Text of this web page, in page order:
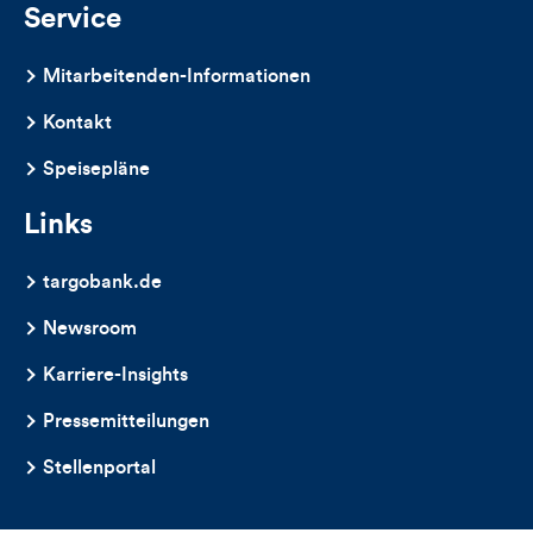
Kommentare
dieses
Artikels
Service
Mitarbeitenden-Informationen
Kontakt
Speisepläne
Links
targobank.de
Newsroom
Karriere-Insights
Pressemitteilungen
Stellenportal